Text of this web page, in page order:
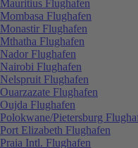
Mauritius Flughafen
Mombasa Flughafen
Monastir Flughafen
Mthatha Flughafen
Nador Flughafen
Nairobi Flughafen
Nelspruit Flughafen
Ouarzazate Flughafen
Oujda Flughafen
Polokwane/Pietersburg
Port Elizabeth Flughafen
Praia Intl. Flughafen